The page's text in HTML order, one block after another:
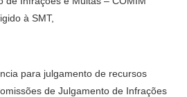
à SMT,
para julgamento de recursos
de Julgamento de Infrações